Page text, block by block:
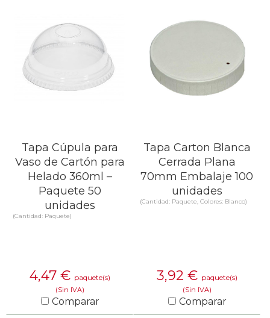
Tapa Cúpula para
Vaso de Cartón para
Helado 360ml –
Paquete 50
unidades
(Cantidad: Paquete)
4,47 € paquete(s)
(Sin IVA)
Comparar
Tapa Carton Blanca
Cerrada Plana
70mm Embalaje 100
unidades
(Cantidad: Paquete, Colores: Blanco)
3,92 € paquete(s)
(Sin IVA)
Comparar